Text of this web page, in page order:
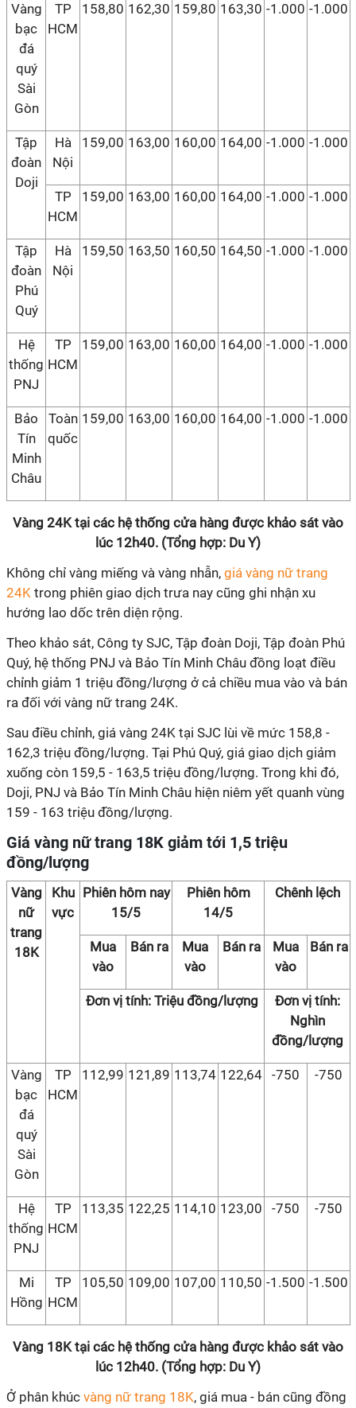
Vàng
bạc
đá
quý
Sài
Gòn
TP
HCM
158,80 162,30 159,80 163,30 -1.000 -1.000
Tập
đoàn
Doji
Hà
Nội
159,00 163,00 160,00 164,00 -1.000 -1.000
TP
HCM
159,00 163,00 160,00 164,00 -1.000 -1.000
Tập
đoàn
Phú
Quý
Hà
Nội
159,50 163,50 160,50 164,50 -1.000 -1.000
Hệ
thống
PNJ
TP
HCM
159,00 163,00 160,00 164,00 -1.000 -1.000
Bảo
Tín
Minh
Châu
Toàn
quốc
159,00 163,00 160,00 164,00 -1.000 -1.000
Vàng 24K tại các hệ thống cửa hàng được khảo sát vào
lúc 12h40. (Tổng hợp: Du Y)
Không chỉ vàng miếng và vàng nhẫn, giá vàng nữ trang
24K trong phiên giao dịch trưa nay cũng ghi nhận xu
hướng lao dốc trên diện rộng.
Theo khảo sát, Công ty SJC, Tập đoàn Doji, Tập đoàn Phú
Quý, hệ thống PNJ và Bảo Tín Minh Châu đồng loạt điều
chỉnh giảm 1 triệu đồng/lượng ở cả chiều mua vào và bán
ra đối với vàng nữ trang 24K.
Sau điều chỉnh, giá vàng 24K tại SJC lùi về mức 158,8 -
162,3 triệu đồng/lượng. Tại Phú Quý, giá giao dịch giảm
xuống còn 159,5 - 163,5 triệu đồng/lượng. Trong khi đó,
Doji, PNJ và Bảo Tín Minh Châu hiện niêm yết quanh vùng
159 - 163 triệu đồng/lượng.
Giá vàng nữ trang 18K giảm tới 1,5 triệu
đồng/lượng
Vàng
nữ
trang
18K
Khu
vực
Phiên hôm nay
15/5
Phiên hôm
14/5
Chênh lệch
Mua
vào
Bán ra
Mua
vào
Bán ra
Mua
vào
Bán ra
Đơn vị tính: Triệu đồng/lượng
Đơn vị tính:
Nghìn
đồng/lượng
Vàng
bạc
đá
quý
Sài
Gòn
TP
HCM
112,99 121,89 113,74 122,64 -750 -750
Hệ
thống
PNJ
TP
HCM
113,35 122,25 114,10 123,00 -750 -750
Mi
Hồng
TP
HCM
105,50 109,00 107,00 110,50 -1.500 -1.500
Vàng 18K tại các hệ thống cửa hàng được khảo sát vào
lúc 12h40. (Tổng hợp: Du Y)
Ở phân khúc vàng nữ trang 18K, giá mua - bán cũng đồng